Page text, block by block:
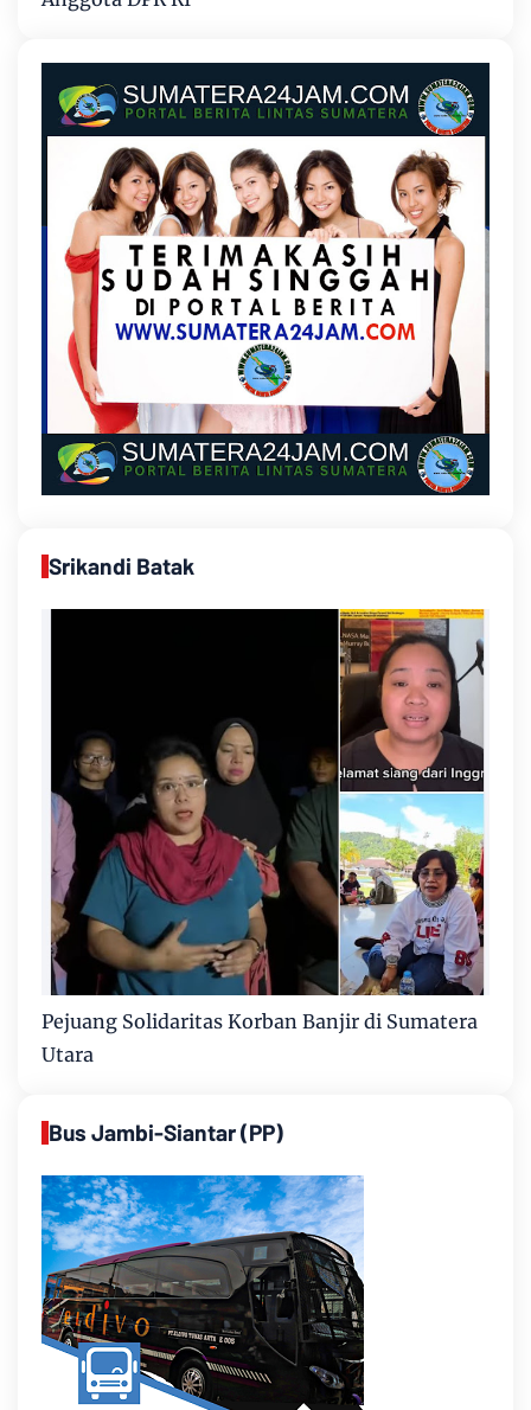
Srikandi Batak
Pejuang Solidaritas Korban Banjir di Sumatera
Utara
Bus Jambi-Siantar (PP)